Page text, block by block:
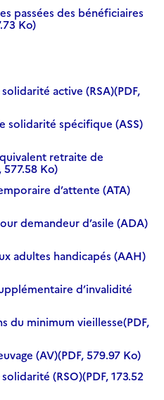
passées des bénéficiaires
Ko)
active (RSA)(PDF,
solidarité spécifique (ASS)
retraite de
577.58 Ko)
d’attente (ATA)
demandeur d’asile (ADA)
adultes handicapés (AAH)
d’invalidité
du minimum vieillesse(PDF,
(AV)(PDF, 579.97 Ko)
(RSO)(PDF, 173.52